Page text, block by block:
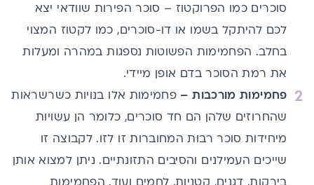
סוכרים כמו הפרוקטוז – סוכר הפירות שוודאי יצא
לכם להיתקל בשמו או דו-סוכרים, כמו לקטוז המצוי
בחלב. הפחמימות הפשוטות נספגות במהרה ומעלות
את רמת הסוכר בדם אופן מיידי.
פחמימות מורכבות – פחמימות אלו בנויות כשרשראות
שהחרוזים שלהן הם חד סוכרים, כלומר הן עשויות
מיחידות סוכר רבות המחוברות זו לזו. לקבוצה זו
שייכים העמילנים והסיבים התזונתיים. ניתן למצוא אותן